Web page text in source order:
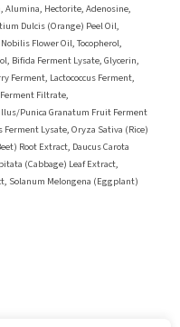
Hectorite, Adenosine,
Dulcis (Orange) Peel Oil,
Flower Oil, Tocopherol,
Bifida Ferment Lysate, Glycerin,
Ferment, Lactococcus Ferment,
Filtrate,
Punica Granatum Fruit Ferment
Ferment Lysate, Oryza Sativa (Rice)
Root Extract, Daucus Carota
(Cabbage) Leaf Extract,
Solanum Melongena (Eggplant)